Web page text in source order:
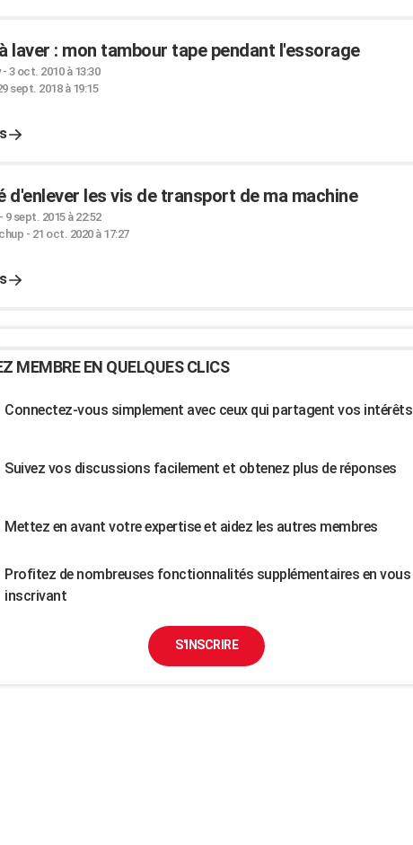
laver : mon tambour tape pendant l'essorage
- 3 oct. 2010 à 13:30
sept. 2018 à 19:15
d'enlever les vis de transport de ma machine
9 sept. 2015 à 22:52
- 21 oct. 2020 à 17:27
MEMBRE EN QUELQUES CLICS
Connectez-vous simplement avec ceux qui partagent vos intérêts
Suivez vos discussions facilement et obtenez plus de réponses
Mettez en avant votre expertise et aidez les autres membres
Profitez de nombreuses fonctionnalités supplémentaires en vous
inscrivant
S'INSCRIRE